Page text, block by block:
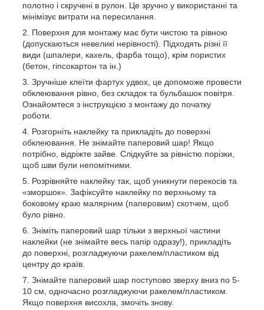
полотно і скручені в рулон. Це зручно у використанні та
мінімізує витрати на пересилання.
Поверхня для монтажу має бути чистою та рівною
(допускаються невеликі нерівності). Підходять різні її
види (шпалери, кахель, фарба тощо), крім пористих
(бетон, гіпсокартон та ін.)
Зручніше клеїти фартух удвох, це допоможе провести
обклеювання рівно, без складок та бульбашок повітря.
Ознайомтеся з інструкцією з монтажу до початку
роботи.
Розгорніть наклейку та прикладіть до поверхні
обклеювання. Не знімайте паперовий шар! Якщо
потрібно, відріжте зайве. Слідкуйте за рівністю порізки,
щоб шви були непомітними.
Розрівняйте наклейку так, щоб уникнути перекосів та
«зморшок». Зафіксуйте наклейку по верхньому та
боковому краю малярним (паперовим) скотчем, щоб
було рівно.
Зніміть паперовий шар тільки з верхньої частини
наклейки (не знімайте весь папір одразу!), прикладіть
до поверхні, розгладжуючи ракелем/пластиком від
центру до країв.
Знімайте паперовий шар поступово зверху вниз по 5-
10 см, одночасно розгладжуючи ракелем/пластиком.
Якщо поверхня висохла, змочіть знову.